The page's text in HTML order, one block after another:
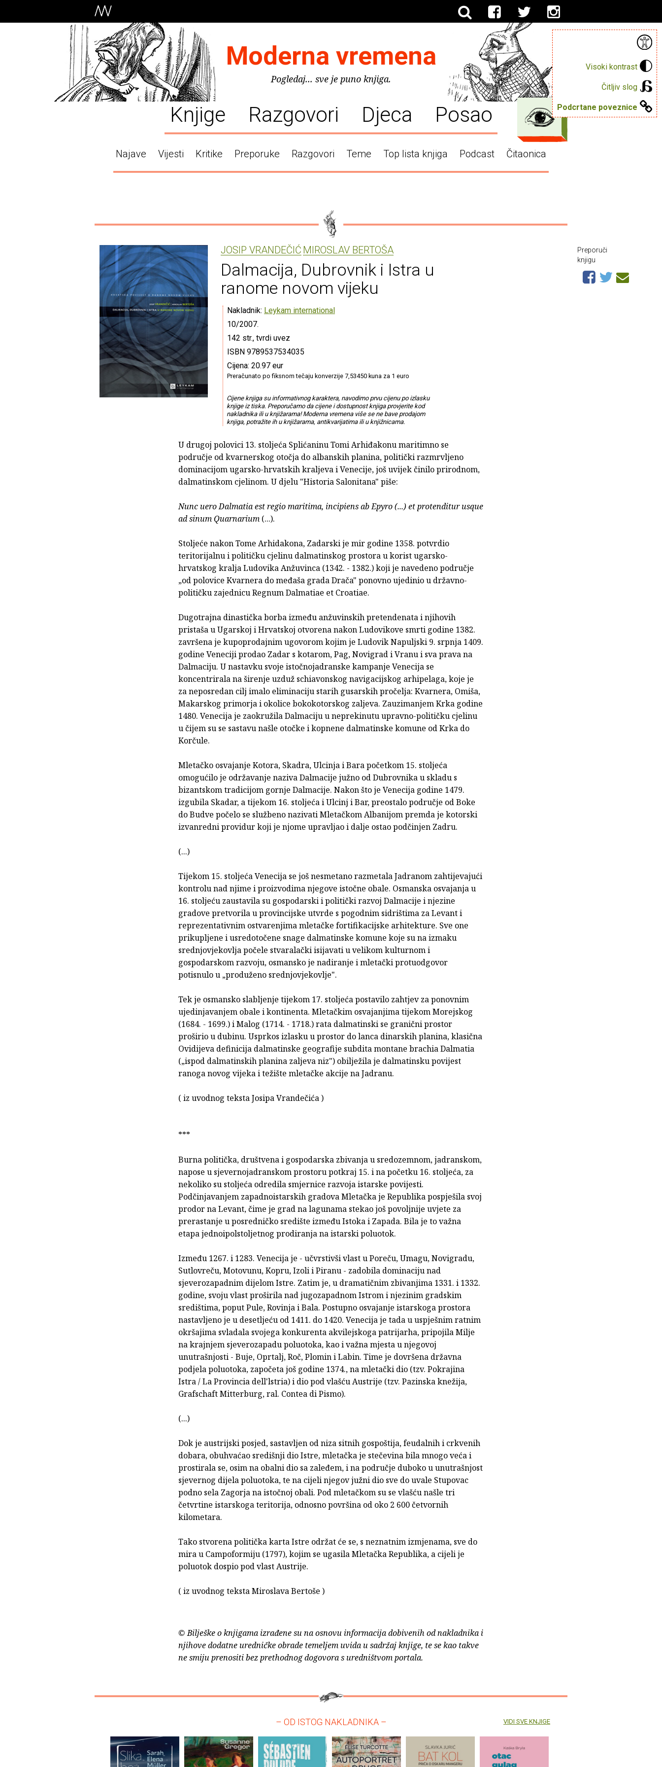
Visoki kontrast
Čitljiv slog
Podcrtane poveznice
Moderna vremena
Pogledaj... sve je puno knjiga.
Knjige Razgovori Djeca Posao
Najave Vijesti Kritike Preporuke Razgovori Teme Top lista knjiga Podcast Čitaonica
JOSIP VRANDEČIĆ MIROSLAV BERTOŠA
Dalmacija, Dubrovnik i Istra u
ranome novom vijeku
Nakladnik: Leykam international
10/2007.
142 str., tvrdi uvez
ISBN 9789537534035
Cijena: 20.97 eur
Preračunato po fiksnom tečaju konverzije 7,53450 kuna za 1 euro
Cijene knjiga su informativnog karaktera, navodimo prvu cijenu po izlasku
knjige iz tiska. Preporučamo da cijene i dostupnost knjiga provjerite kod
nakladnika ili u knjižarama! Moderna vremena više se ne bave prodajom
knjiga, potražite ih u knjižarama, antikvarijatima ili u knjižnicama.
U drugoj polovici 13. stoljeća Splićaninu Tomi Arhiđakonu maritimno se
područje od kvarnerskog otočja do albanskih planina, politički razmrvljeno
dominacijom ugarsko-hrvatskih kraljeva i Venecije, još uvijek činilo prirodnom,
dalmatinskom cjelinom. U djelu "Historia Salonitana" piše:
Nunc uero Dalmatia est regio maritima, incipiens ab Epyro (...) et protenditur usque
ad sinum Quarnarium (...).
Stoljeće nakon Tome Arhidakona, Zadarski je mir godine 1358. potvrdio
teritorijalnu i političku cjelinu dalmatinskog prostora u korist ugarsko-
hrvatskog kralja Ludovika Anžuvinca (1342. - 1382.) koji je navedeno područje
„od polovice Kvarnera do međaša grada Drača" ponovno ujedinio u državno-
političku zajednicu Regnum Dalmatiae et Croatiae.
Dugotrajna dinastička borba između anžuvinskih pretendenata i njihovih
pristaša u Ugarskoj i Hrvatskoj otvorena nakon Ludovikove smrti godine 1382.
završena je kupoprodajnim ugovorom kojim je Ludovik Napuljski 9. srpnja 1409.
godine Veneciji prodao Zadar s kotarom, Pag, Novigrad i Vranu i sva prava na
Dalmaciju. U nastavku svoje istočnojadranske kampanje Venecija se
koncentrirala na širenje uzduž schiavonskog navigacijskog arhipelaga, koje je
za neposredan cilj imalo eliminaciju starih gusarskih pročelja: Kvarnera, Omiša,
Makarskog primorja i okolice bokokotorskog zaljeva. Zauzimanjem Krka godine
1480. Venecija je zaokružila Dalmaciju u neprekinutu upravno-političku cjelinu
u čijem su se sastavu našle otočke i kopnene dalmatinske komune od Krka do
Korčule.
Mletačko osvajanje Kotora, Skadra, Ulcinja i Bara početkom 15. stoljeća
omogućilo je održavanje naziva Dalmacije južno od Dubrovnika u skladu s
bizantskom tradicijom gornje Dalmacije. Nakon što je Venecija godine 1479.
izgubila Skadar, a tijekom 16. stoljeća i Ulcinj i Bar, preostalo područje od Boke
do Budve počelo se službeno nazivati Mletačkom Albanijom premda je kotorski
izvanredni providur koji je njome upravljao i dalje ostao podčinjen Zadru.
(...)
Tijekom 15. stoljeća Venecija se još nesmetano razmetala Jadranom zahtijevajući
kontrolu nad njime i proizvodima njegove istočne obale. Osmanska osvajanja u
16. stoljeću zaustavila su gospodarski i politički razvoj Dalmacije i njezine
gradove pretvorila u provincijske utvrde s pogodnim sidrištima za Levant i
reprezentativnim ostvarenjima mletačke fortifikacijske arhitekture. Sve one
prikupljene i usredotočene snage dalmatinske komune koje su na izmaku
srednjovjekovlja počele stvaralački isijavati u velikom kulturnom i
gospodarskom razvoju, osmansko je nadiranje i mletački protuodgovor
potisnulo u „produženo srednjovjekovlje".
Tek je osmansko slabljenje tijekom 17. stoljeća postavilo zahtjev za ponovnim
ujedinjavanjem obale i kontinenta. Mletačkim osvajanjima tijekom Morejskog
(1684. - 1699.) i Malog (1714. - 1718.) rata dalmatinski se granični prostor
proširio u dubinu. Usprkos izlasku u prostor do lanca dinarskih planina, klasična
Ovidijeva definicija dalmatinske geografije subdita montane brachia Dalmatia
(„ispod dalmatinskih planina zaljeva niz") obilježila je dalmatinsku povijest
ranoga novog vijeka i težište mletačke akcije na Jadranu.
( iz uvodnog teksta Josipa Vrandečića )
***
Burna politička, društvena i gospodarska zbivanja u sredozemnom, jadranskom,
napose u sjevernojadranskom prostoru potkraj 15. i na početku 16. stoljeća, za
nekoliko su stoljeća odredila smjernice razvoja istarske povijesti.
Podčinjavanjem zapadnoistarskih gradova Mletačka je Republika pospješila svoj
prodor na Levant, čime je grad na lagunama stekao još povoljnije uvjete za
prerastanje u posredničko središte između Istoka i Zapada. Bila je to važna
etapa jednoipolstoljetnog prodiranja na istarski poluotok.
Između 1267. i 1283. Venecija je - učvrstivši vlast u Poreču, Umagu, Novigradu,
Sutlovreču, Motovunu, Kopru, Izoli i Piranu - zadobila dominaciju nad
sjeverozapadnim dijelom Istre. Zatim je, u dramatičnim zbivanjima 1331. i 1332.
godine, svoju vlast proširila nad jugozapadnom Istrom i njezinim gradskim
središtima, poput Pule, Rovinja i Bala. Postupno osvajanje istarskoga prostora
nastavljeno je u desetljeću od 1411. do 1420. Venecija je tada u uspješnim ratnim
okršajima svladala svojega konkurenta akvilejskoga patrijarha, pripojila Milje
na krajnjem sjeverozapadu poluotoka, kao i važna mjesta u njegovoj
unutrašnjosti - Buje, Oprtalj, Roč, Plomin i Labin. Time je dovršena državna
podjela poluotoka, započeta još godine 1374., na mletački dio (tzv. Pokrajina
Istra / La Provincia dell'lstria) i dio pod vlašću Austrije (tzv. Pazinska knežija,
Grafschaft Mitterburg, ral. Contea di Pismo).
(...)
Dok je austrijski posjed, sastavljen od niza sitnih gospoštija, feudalnih i crkvenih
dobara, obuhvaćao središnji dio Istre, mletačka je stečevina bila mnogo veća i
prostirala se, osim na obalni dio sa zaleđem, i na područje duboko u unutrašnjost
sjevernog dijela poluotoka, te na cijeli njegov južni dio sve do uvale Stupovac
podno sela Zagorja na istočnoj obali. Pod mletačkom su se vlašću našle tri
četvrtine istarskoga teritorija, odnosno površina od oko 2 600 četvornih
kilometara.
Tako stvorena politička karta Istre održat će se, s neznatnim izmjenama, sve do
mira u Campoformiju (1797), kojim se ugasila Mletačka Republika, a cijeli je
poluotok dospio pod vlast Austrije.
( iz uvodnog teksta Miroslava Bertoše )
© Bilješke o knjigama izrađene su na osnovu informacija dobivenih od nakladnika i
njihove dodatne uredničke obrade temeljem uvida u sadržaj knjige, te se kao takve
ne smiju prenositi bez prethodnog dogovora s uredništvom portala.
Preporuči
knjigu
– OD ISTOG NAKLADNIKA – VIDI SVE KNJIGE